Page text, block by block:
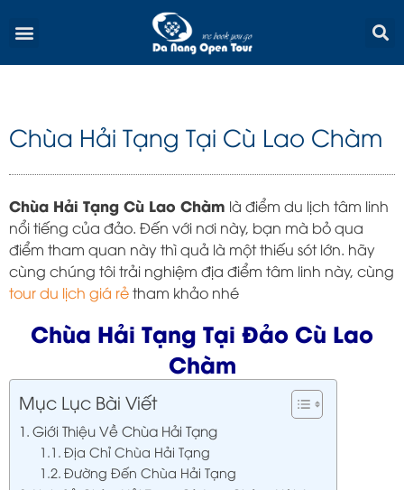
Menu
Chùa Hải Tạng Tại Cù Lao Chàm
Chùa Hải Tạng Cù Lao Chàm là điểm du lịch tâm linh
nổi tiếng của đảo. Đến với nơi này, bạn mà bỏ qua
điểm tham quan này thì quả là một thiếu sót lớn. hãy
cùng chúng tôi trải nghiệm địa điểm tâm linh này, cùng
tour du lịch giá rẻtham khảo nhé
Chùa Hải Tạng Tại Đảo Cù Lao
Chàm
Mục Lục Bài Viết
Giới Thiệu Về Chùa Hải Tạng
Địa Chỉ Chùa Hải Tạng
Đường Đến Chùa Hải Tạng